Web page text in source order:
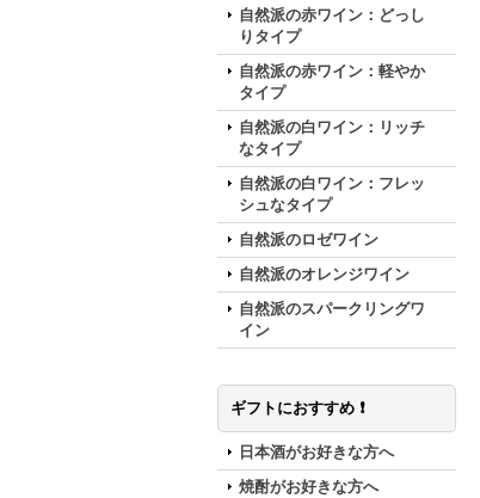
自然派の赤ワイン：どっし
りタイプ
自然派の赤ワイン：軽やか
タイプ
自然派の白ワイン：リッチ
なタイプ
自然派の白ワイン：フレッ
シュなタイプ
自然派のロゼワイン
自然派のオレンジワイン
自然派のスパークリングワ
イン
ギフトにおすすめ ❗️
日本酒がお好きな方へ
焼酎がお好きな方へ